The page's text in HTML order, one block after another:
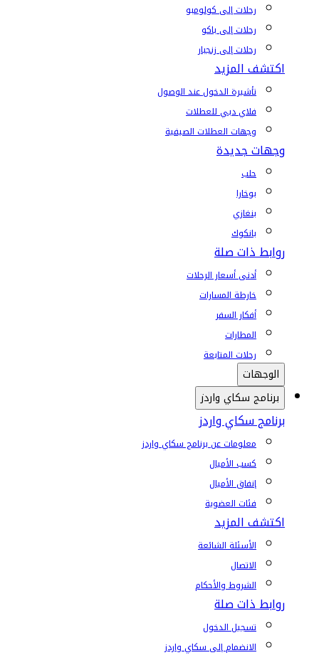
رحلات إلى كولومبو
رحلات إلى باكو
رحلات إلى زنجبار
اكتشف المزيد
تأشيرة الدخول عند الوصول
فلاي دبي للعطلات
وجهات العطلات الصيفية
وجهات جديدة
حلب
بوخارا
بنغازي
بانكوك
روابط ذات صلة
أدنى أسعار الرحلات
خارطة المسارات
أفكار السفر
المطارات
رحلات المتابعة
الوجهات
برنامج سكاي واردز
برنامج سكاي واردز
معلومات عن برنامج سكاي واردز
كسب الأميال
إنفاق الأميال
فئات العضوية
اكتشف المزيد
الأسئلة الشائعة
الاتصال
الشروط والأحكام
روابط ذات صلة
تسجيل الدخول
الانضمام إلى سكاي واردز